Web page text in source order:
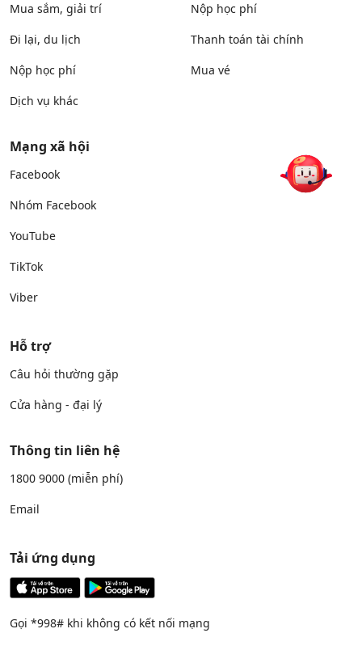
Mua sắm, giải trí
Đi lại, du lịch
Nộp học phí
Dịch vụ khác
Nộp học phí
Thanh toán tài chính
Mua vé
Mạng xã hội
Facebook
Nhóm Facebook
YouTube
TikTok
Viber
Hỗ trợ
Câu hỏi thường gặp
Cửa hàng - đại lý
Thông tin liên hệ
1800 9000 (miễn phí)
Email
Tải ứng dụng
Gọi *998# khi không có kết nối mạng